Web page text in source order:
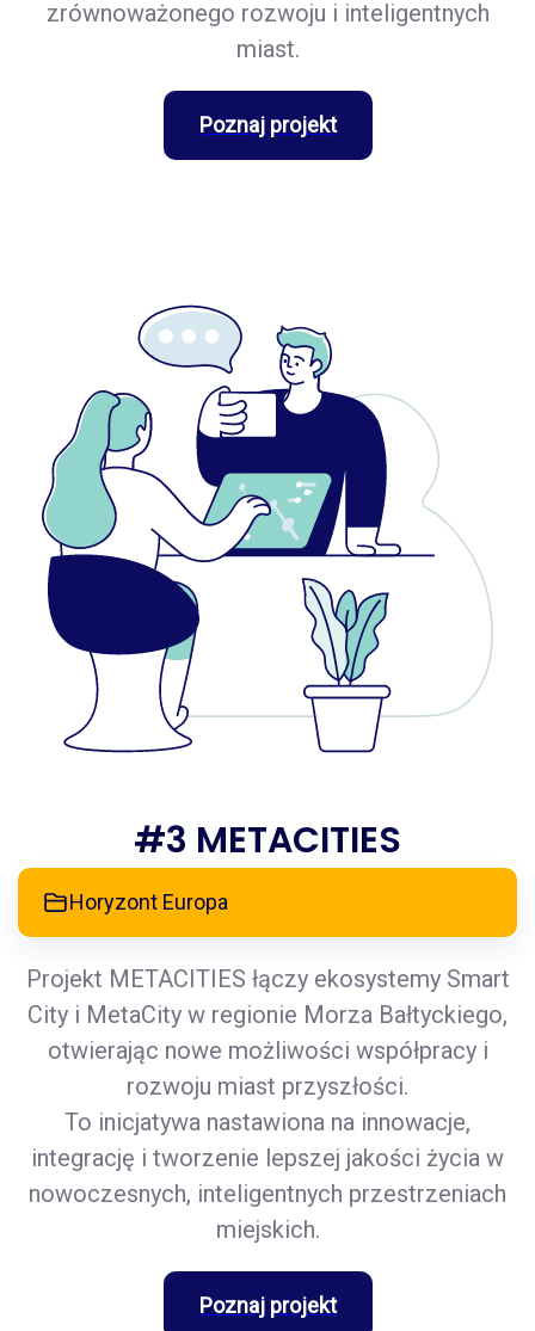
zrównoważonego rozwoju i inteligentnych
miast.
Poznaj projekt
#3 METACITIES
Horyzont Europa
Projekt METACITIES łączy ekosystemy Smart
City i MetaCity w regionie Morza Bałtyckiego,
otwierając nowe możliwości współpracy i
rozwoju miast przyszłości.
To inicjatywa nastawiona na innowacje,
integrację i tworzenie lepszej jakości życia w
nowoczesnych, inteligentnych przestrzeniach
miejskich.
Poznaj projekt